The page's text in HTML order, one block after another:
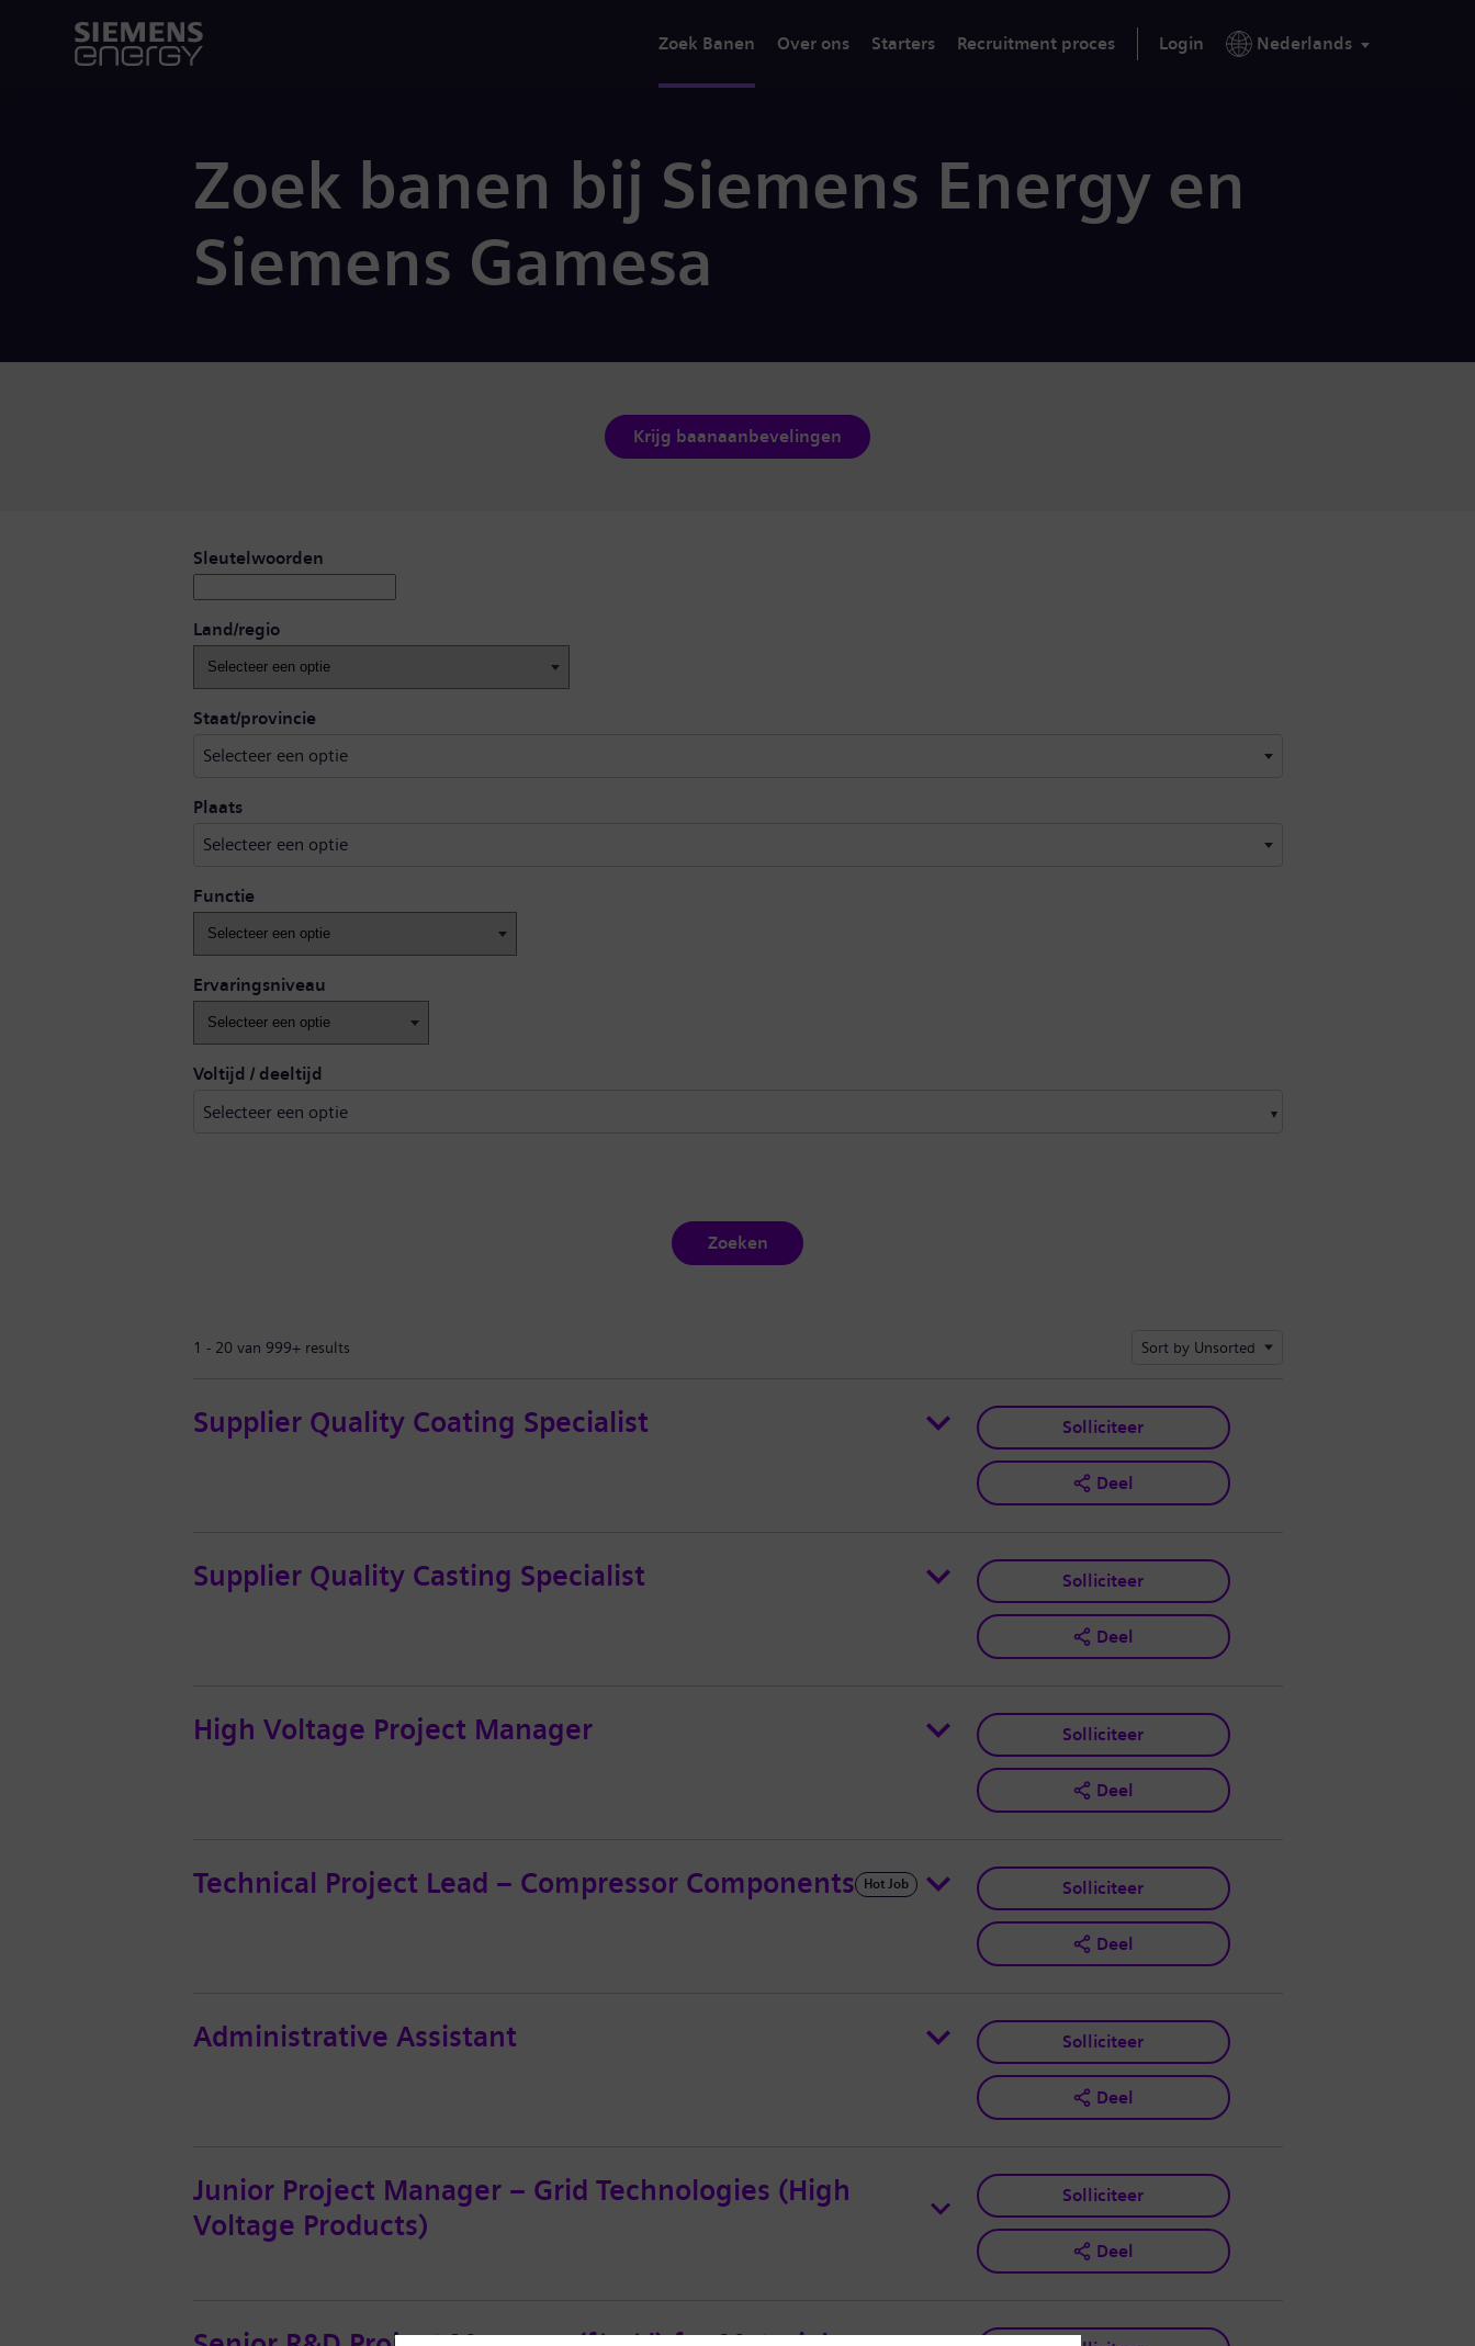
Zoek Banen Over ons Starters Recruitment proces Login Nederlands
Zoek banen bij Siemens Energy en
Siemens Gamesa
Krijg baanaanbevelingen
Zoek op open vacatures
Sleutelwoorden
Land/regio
Staat/provincieSelecteer een optie
Selecteer een optie
PlaatsSelecteer een optie
Selecteer een optie
Functie
Ervaringsniveau
Voltijd / deeltijd
Zoeken
1 - 20 van 999+ results Sort by Unsorted
Supplier Quality Coating Specialist Solliciteer
Deel
Supplier Quality Casting Specialist Solliciteer
Deel
High Voltage Project Manager Solliciteer
Deel
Technical Project Lead – Compressor Components Hot Job Solliciteer
Deel
Administrative Assistant Solliciteer
Deel
Junior Project Manager – Grid Technologies (High
Voltage Products)
Solliciteer
Deel